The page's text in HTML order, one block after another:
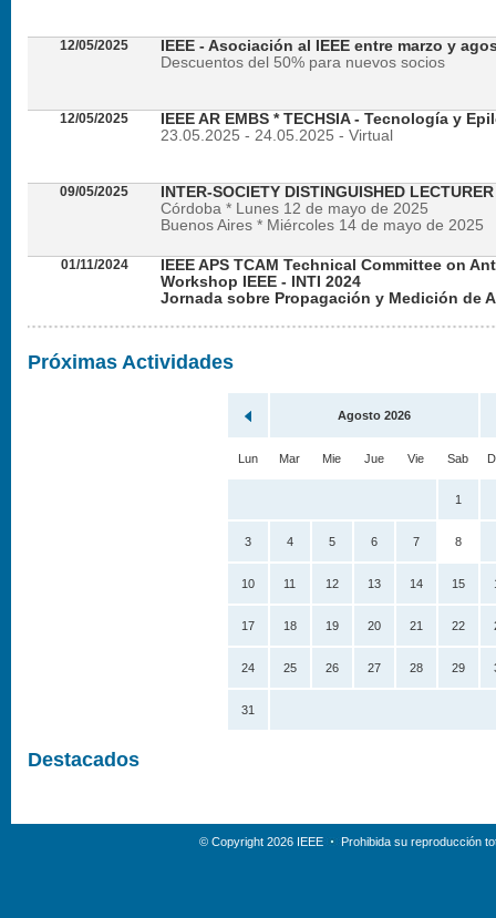
12/05/2025
IEEE - Asociación al IEEE entre marzo y
Descuentos del 50% para nuevos socios
12/05/2025
IEEE AR EMBS * TECHSIA - Tecnología y
23.05.2025 - 24.05.2025 - Virtual
09/05/2025
INTER-SOCIETY DISTINGUISHED
Córdoba * Lunes 12 de mayo de 2025
Buenos Aires * Miércoles 14 de mayo de 2025
01/11/2024
IEEE APS TCAM Technical Committee on
Workshop IEEE - INTI 2024
Jornada sobre Propagación y Medición de
Próximas Actividades
Agosto 2026
Lun Mar Mie Jue Vie Sab
1
3 4 5 6 7 8
10 11 12 13 14 15
17 18 19 20 21 22
24 25 26 27 28 29
31
Destacados
© Copyright 2026 IEEE Prohibida su reproducción